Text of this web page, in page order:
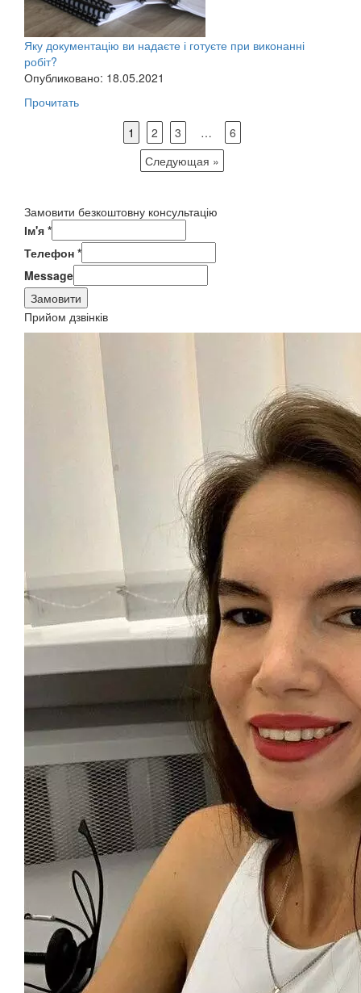
Яку документацію ви надаєте і готуєте при виконанні
робіт?
Опубликовано: 18.05.2021
Прочитать
1
2 3 …
6
Следующая »
Замовити безкоштовну консультацію
Ім'я *
Телефон *
Message
Замовити
Прийом дзвінків